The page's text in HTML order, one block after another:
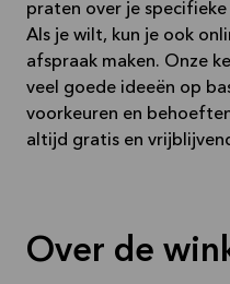
praten over je specifieke
Als je wilt, kun je ook
afspraak maken. Onze
veel goede ideeën op
voorkeuren en
altijd gratis en
Over de